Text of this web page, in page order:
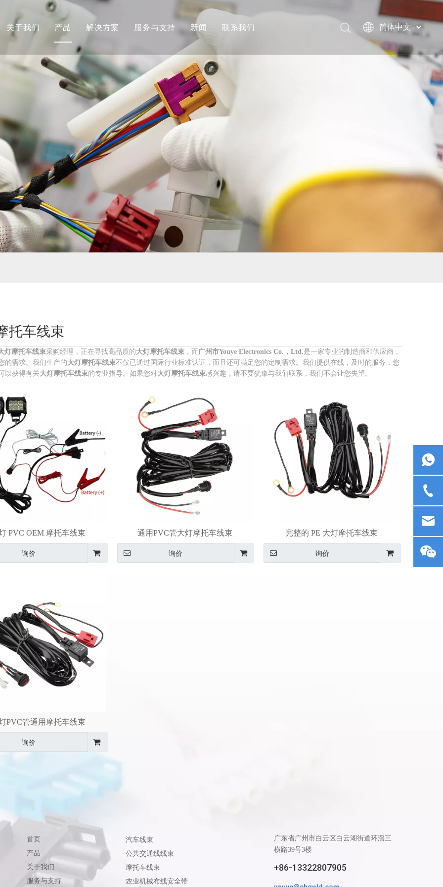
关于我们
发展历程&团队文化
产品
线束
连接器
解决方案 服务与支持
服务承诺
全球市场
FAQ
新闻 联系我们
简体中文
English
العربية
Français
한국어
Türk dili
托车线束
灯摩托车线束采购经理，正在寻找高品质的大灯摩托车线束，而 广州市Youye Electronics Co.，Ltd.是一家专业的制造商和供应商，
的需求。我们生产的大灯摩托车线束不仅已通过国际行业标准认证，而且还可满足您的定制需求。我们提供在线，及时的服务，您
以获得有关大灯摩托车线束的专业指导。如果您对大灯摩托车线束感兴趣，请不要犹豫与我们联系，我们不会让您失望。
PVC OEM 摩托车线束
询价
通用PVC管大灯摩托车线束
询价
完整的 PE 大灯摩托车线束
询价
PVC管通用摩托车线束
询价
首页
产品
关于我们
服务与支持
汽车线束
公共交通线线束
摩托车线束
农业机械布线安全带
广东省广州市白云区白云湖街道环滘三
横路39号3楼
+86-13322807905